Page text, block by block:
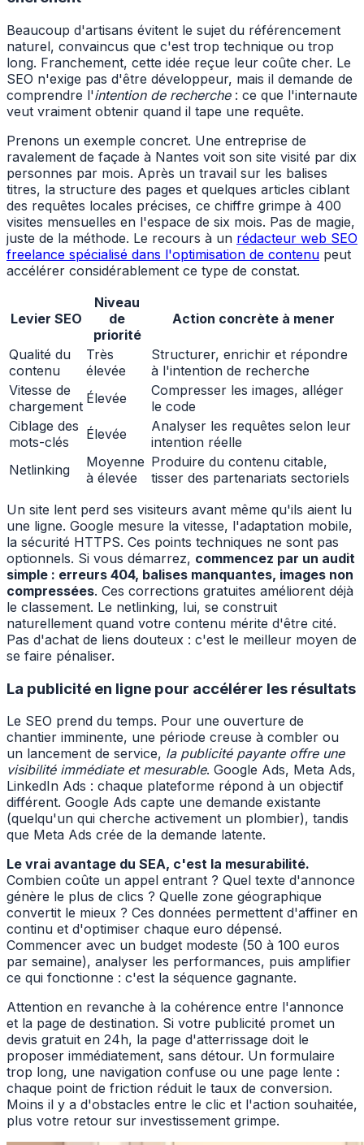
Beaucoup d'artisans évitent le sujet du référencement
naturel, convaincus que c'est trop technique ou trop
long. Franchement, cette idée reçue leur coûte cher. Le
SEO n'exige pas d'être développeur, mais il demande de
comprendre l'intention de recherche: ce que l'internaute
veut vraiment obtenir quand il tape une requête.
Prenons un exemple concret. Une entreprise de
ravalement de façade à Nantes voit son site visité par dix
personnes par mois. Après un travail sur les balises
titres, la structure des pages et quelques articles ciblant
des requêtes locales précises, ce chiffre grimpe à 400
visites mensuelles en l'espace de six mois. Pas de magie,
juste de la méthode. Le recours à un rédacteur web SEO
freelance spécialisé dans l'optimisation de contenu peut
accélérer considérablement ce type de constat.
Levier SEO
Niveau
de
priorité
Action concrète à mener
Qualité du
contenu
Très
élevée
Structurer, enrichir et répondre
à l'intention de recherche
Vitesse de
chargement Élevée
Compresser les images, alléger
le code
Ciblage des
mots-clés
Élevée
Analyser les requêtes selon leur
intention réelle
Netlinking
Moyenne
à élevée
Produire du contenu citable,
tisser des partenariats sectoriels
Un site lent perd ses visiteurs avant même qu'ils aient lu
une ligne. Google mesure la vitesse, l'adaptation mobile,
la sécurité HTTPS. Ces points techniques ne sont pas
optionnels. Si vous démarrez, commencez par un audit
simple : erreurs 404, balises manquantes, images non
compressées. Ces corrections gratuites améliorent déjà
le classement. Le netlinking, lui, se construit
naturellement quand votre contenu mérite d'être cité.
Pas d'achat de liens douteux : c'est le meilleur moyen de
se faire pénaliser.
La publicité en ligne pour accélérer les résultats
Le SEO prend du temps. Pour une ouverture de
chantier imminente, une période creuse à combler ou
un lancement de service, la publicité payante offre une
visibilité immédiate et mesurable. Google Ads, Meta Ads,
LinkedIn Ads : chaque plateforme répond à un objectif
différent. Google Ads capte une demande existante
(quelqu'un qui cherche activement un plombier), tandis
que Meta Ads crée de la demande latente.
Le vrai avantage du SEA, c'est la mesurabilité.
Combien coûte un appel entrant ? Quel texte d'annonce
génère le plus de clics ? Quelle zone géographique
convertit le mieux ? Ces données permettent d'affiner en
continu et d'optimiser chaque euro dépensé.
Commencer avec un budget modeste (50 à 100 euros
par semaine), analyser les performances, puis amplifier
ce qui fonctionne : c'est la séquence gagnante.
Attention en revanche à la cohérence entre l'annonce
et la page de destination. Si votre publicité promet un
devis gratuit en 24h, la page d'atterrissage doit le
proposer immédiatement, sans détour. Un formulaire
trop long, une navigation confuse ou une page lente :
chaque point de friction réduit le taux de conversion.
Moins il y a d'obstacles entre le clic et l'action souhaitée,
plus votre retour sur investissement grimpe.